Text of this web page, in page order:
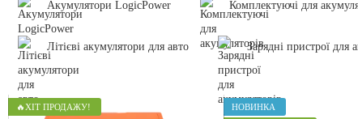
Акумулятори LogicPower Комплектуючі для
Літієві акумулятори для авто Зарядні пристрої для
🔥ХІТ ПРОДАЖУ!
НОВИНКА